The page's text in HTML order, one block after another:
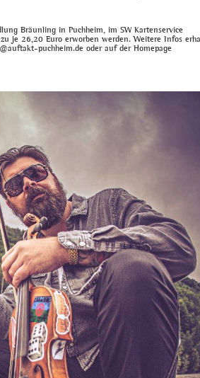
Bräunling in Puchheim, im SW Kartenservice
je 26,20 Euro erworben werden. Weitere Infos
puchheim.de oder auf der Homepage